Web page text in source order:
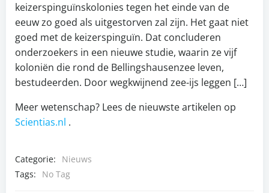
keizerspinguïnskolonies tegen het einde van de
eeuw zo goed als uitgestorven zal zijn. Het gaat niet
goed met de keizerspinguïn. Dat concluderen
onderzoekers in een nieuwe studie, waarin ze vijf
koloniën die rond de Bellingshausenzee leven,
bestudeerden. Door wegkwijnend zee-ijs leggen […]
Meer wetenschap? Lees de nieuwste artikelen op
Scientias.nl .
Categorie:
Nieuws
Tags:
No Tag